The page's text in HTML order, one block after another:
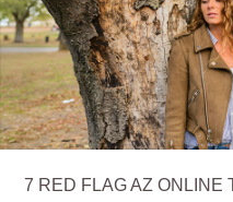
7 RED FLAG AZ ONLINE